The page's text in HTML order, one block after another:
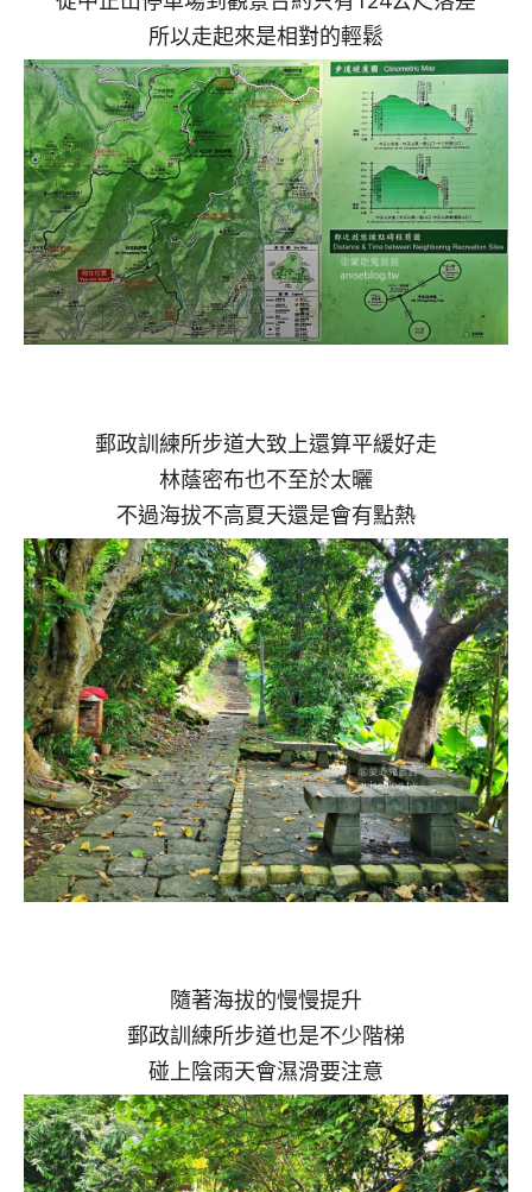
所以走起來是相對的輕鬆
郵政訓練所步道大致上還算平緩好走
林蔭密布也不至於太曬
不過海拔不高夏天還是會有點熱
隨著海拔的慢慢提升
郵政訓練所步道也是不少階梯
碰上陰雨天會濕滑要注意